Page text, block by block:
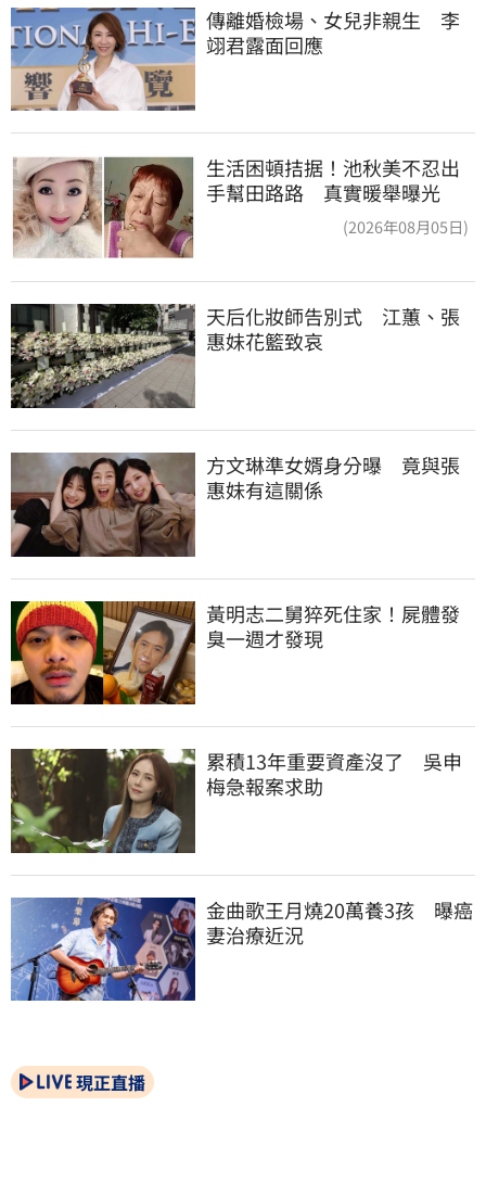
傳離婚檢場、女兒非親生　李
翊君露面回應
生活困頓拮据！池秋美不忍出
手幫田路路 真實暖舉曝光
(2026年08月05日)
天后化妝師告別式　江蕙、張
惠妹花籃致哀
方文琳準女婿身分曝　竟與張
惠妹有這關係
黃明志二舅猝死住家！屍體發
臭一週才發現
累積13年重要資產沒了　吳申
梅急報案求助
金曲歌王月燒20萬養3孩　曝癌
妻治療近況
現正直播